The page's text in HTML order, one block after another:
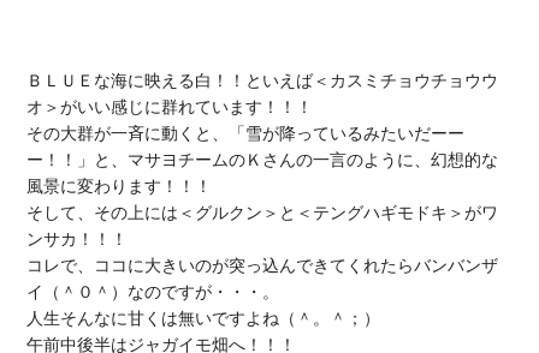
ＢＬＵＥな海に映える白！！といえば＜カスミチョウチョウウ
オ＞がいい感じに群れています！！！
その大群が一斉に動くと、「雪が降っているみたいだーー
ー！！」と、マサヨチームのＫさんの一言のように、幻想的な
風景に変わります！！！
そして、その上には＜グルクン＞と＜テングハギモドキ＞がワ
ンサカ！！！
コレで、ココに大きいのが突っ込んできてくれたらバンバンザ
イ（＾０＾）なのですが・・・。
人生そんなに甘くは無いですよね（＾。＾；）
午前中後半はジャガイモ畑へ！！！